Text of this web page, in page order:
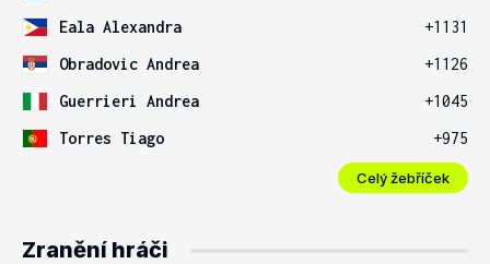
Eala Alexandra
+1131
Obradovic Andrea
+1126
Guerrieri Andrea
+1045
Torres Tiago
+975
Celý žebříček
Zranění hráči